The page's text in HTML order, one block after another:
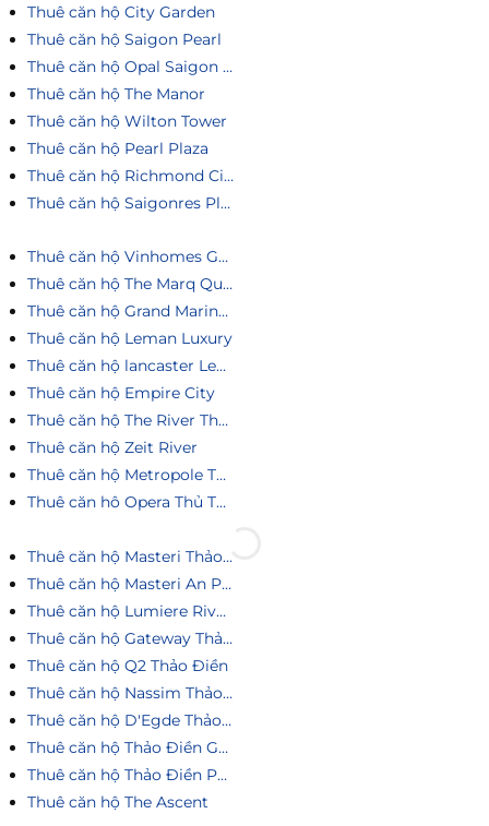
Thuê căn hộ City Garden
Thuê căn hộ Saigon Pearl
Thuê căn hộ Opal Saigon Pearl
Thuê căn hộ The Manor
Thuê căn hộ Wilton Tower
Thuê căn hộ Pearl Plaza
Thuê căn hộ Richmond City
Thuê căn hộ Saigonres Plaza
Thuê căn hộ Vinhomes Golden River
Thuê căn hộ The Marq Quận 1
Thuê căn hộ Grand Marina Saigon
Thuê căn hộ Leman Luxury
Thuê căn hộ lancaster Legacy
Thuê căn hộ Empire City
Thuê căn hộ The River Thủ Thiêm
Thuê căn hộ Zeit River
Thuê căn hộ Metropole Thủ Thiêm
Thuê căn hô Opera Thủ Thiêm
Thuê căn hộ Masteri Thảo Điền
Thuê căn hộ Masteri An Phú
Thuê căn hộ Lumiere Riverside
Thuê căn hộ Gateway Thảo Điền
Thuê căn hộ Q2 Thảo Điền
Thuê căn hộ Nassim Thảo Điền
Thuê căn hộ D'Egde Thảo Điền
Thuê căn hộ Thảo Điền Green
Thuê căn hộ Thảo Điền Pearl
Thuê căn hộ The Ascent